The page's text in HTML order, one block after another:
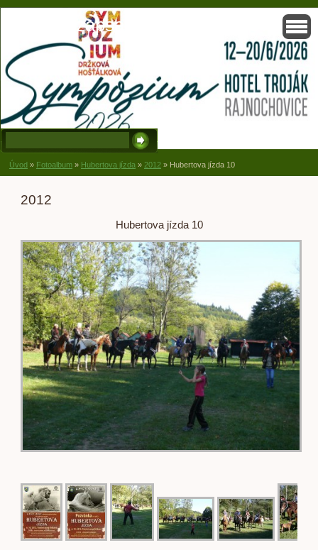
Solisko, zapsaný spolek, Držková
Úvod » Fotoalbum » Hubertova jízda » 2012 » Hubertova jízda 10
2012
Hubertova jízda 10